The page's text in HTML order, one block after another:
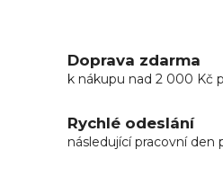
Doprava zdarma
k nákupu nad 2 000 Kč
Rychlé odeslání
následující pracovní den